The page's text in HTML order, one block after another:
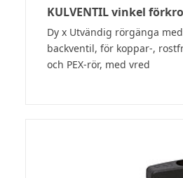
KULVENTIL vinkel
Dy x Utvändig rörgänga
backventil, för koppar-,
och PEX-rör, med vred